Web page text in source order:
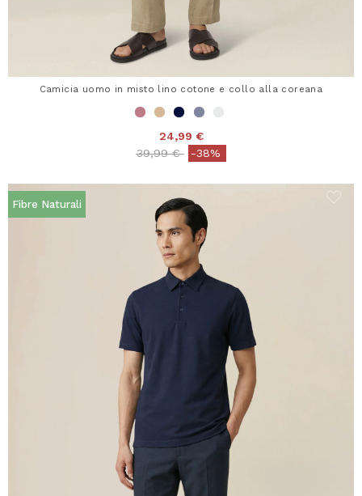
Camicia uomo in misto lino cotone e collo alla coreana
24,99 €
Price reduced from
39,99 €to-38%
Fibre Naturali